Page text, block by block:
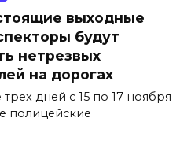
выходные
будут
нетрезвых
на дорогах
трех дней с 15 по 17 ноября
полицейские